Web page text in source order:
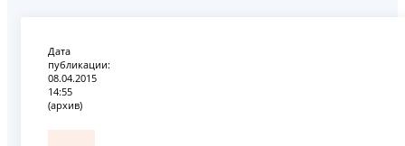
Дата
публикации:
08.04.2015
14:55
(архив)